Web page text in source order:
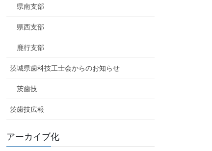
県南支部
県西支部
鹿行支部
茨城県歯科技工士会からのお知らせ
茨歯技
茨歯技広報
アーカイブ化